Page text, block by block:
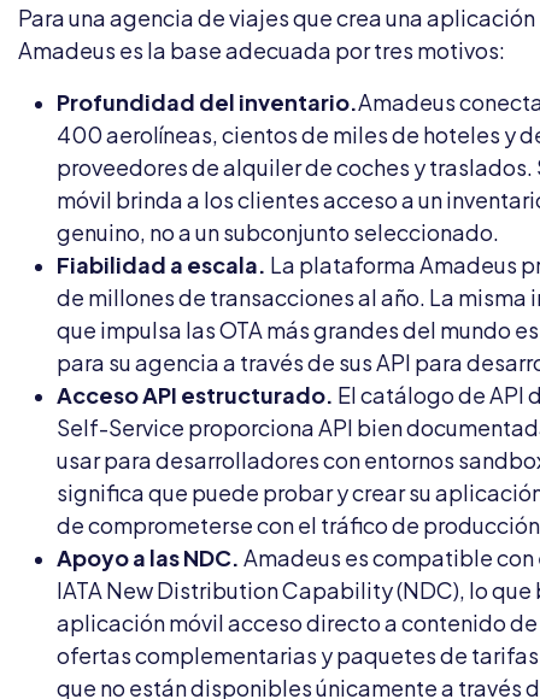
Para una agencia de viajes que crea una
Amadeus es la base adecuada por tres motivos:
Profundidad del inventario.Amadeus
400 aerolíneas, cientos de miles de hoteles y
proveedores de alquiler de coches y traslados.
móvil brinda a los clientes acceso a un
genuino, no a un subconjunto seleccionado.
Fiabilidad a escala. La plataforma Amadeus
de millones de transacciones al año. La misma
que impulsa las OTA más grandes del mundo
para su agencia a través de sus API para
Acceso API estructurado. El catálogo de API
Self-Service proporciona API bien
usar para desarrolladores con entornos
significa que puede probar y crear su
de comprometerse con el tráfico de
Apoyo a las NDC. Amadeus es compatible
IATA New Distribution Capability (NDC), lo que
aplicación móvil acceso directo a contenido
ofertas complementarias y paquetes de
que no están disponibles únicamente a través